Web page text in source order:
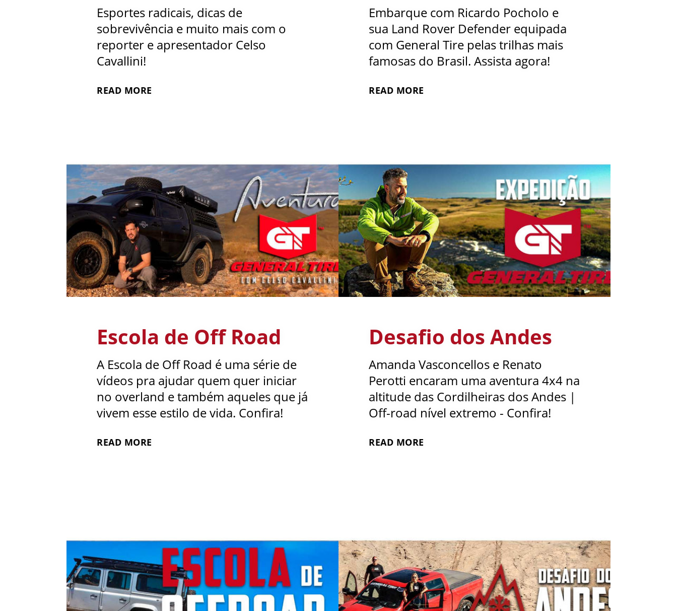
Esportes radicais, dicas de
sobrevivência e muito mais com o
reporter e apresentador Celso
Cavallini!
READ MORE
Embarque com Ricardo Pocholo e
sua Land Rover Defender equipada
com General Tire pelas trilhas mais
famosas do Brasil. Assista agora!
READ MORE
Escola de Off Road
A Escola de Off Road é uma série de
vídeos pra ajudar quem quer iniciar
no overland e também aqueles que já
vivem esse estilo de vida. Confira!
READ MORE
Desafio dos Andes
Amanda Vasconcellos e Renato
Perotti encaram uma aventura 4x4 na
altitude das Cordilheiras dos Andes |
Off-road nível extremo - Confira!
READ MORE